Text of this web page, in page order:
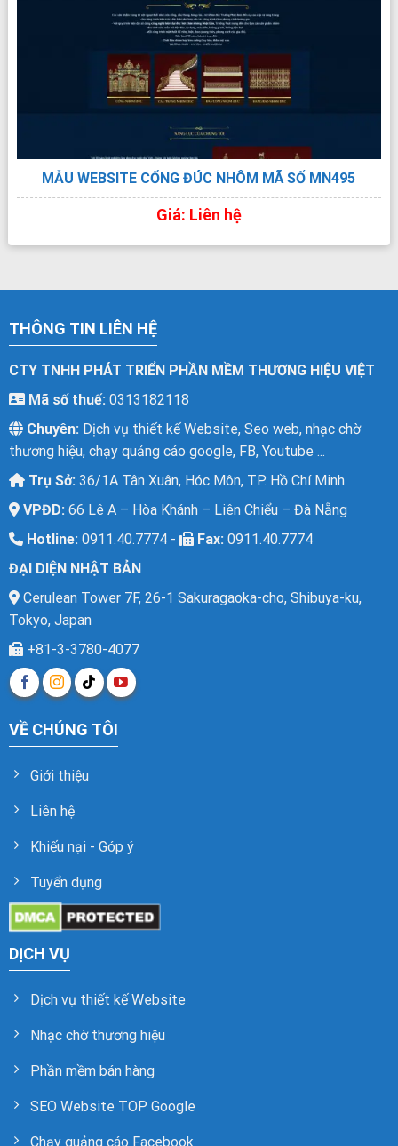
XEM TRỰC TIẾP XEM PDF CHI TIẾT
MẪU WEBSITE CỔNG ĐÚC NHÔM MÃ SỐ MN495
Giá: Liên hệ
THÔNG TIN LIÊN HỆ
CTY TNHH PHÁT TRIỂN PHẦN MỀM THƯƠNG HIỆU VIỆT
Mã số thuế:0313182118
Chuyên:Dịch vụ thiết kế Website, Seo web, nhạc chờ
thương hiệu, chạy quảng cáo google, FB, Youtube ...
Trụ Sở:36/1A Tân Xuân, Hóc Môn, TP. Hồ Chí Minh
VPĐD:66 Lê A – Hòa Khánh – Liên Chiểu – Đà Nẵng
Hotline:0911.40.7774 - Fax:0911.40.7774
ĐẠI DIỆN NHẬT BẢN
Cerulean Tower 7F, 26-1 Sakuragaoka-cho, Shibuya-ku,
Tokyo, Japan
+81-3-3780-4077
VỀ CHÚNG TÔI
Giới thiệu
Liên hệ
Khiếu nại - Góp ý
Tuyển dụng
DỊCH VỤ
Dịch vụ thiết kế Website
Nhạc chờ thương hiệu
Phần mềm bán hàng
SEO Website TOP Google
Chạy quảng cáo Facebook